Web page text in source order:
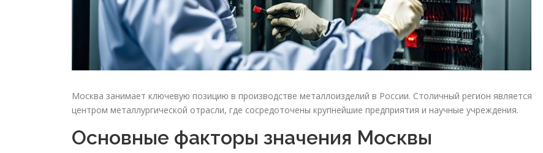
Москва занимает ключевую позицию в производстве металлоизделий в России. Столичный регион является
центром металлургической отрасли, где сосредоточены крупнейшие предприятия и научные учреждения.
Основные факторы значения Москвы